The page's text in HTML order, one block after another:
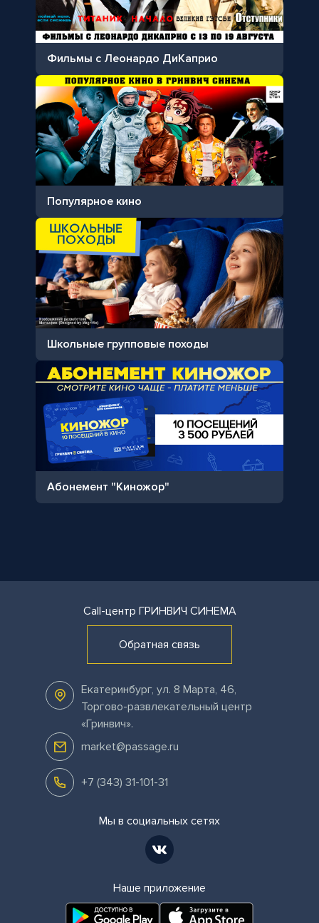
Фильмы с Леонардо ДиКаприо
Популярное кино
Школьные групповые походы
Абонемент "Киножор"
Call-центр ГРИНВИЧ СИНЕМА
Обратная связь
Екатеринбург, ул. 8 Марта, 46,
Торгово-развлекательный центр
«Гринвич».
market@passage.ru
+7 (343) 31-101-31
Мы в социальных сетях
Наше приложение